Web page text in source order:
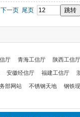
下一页 尾页
厅 青海工信厅 陕西工信厅
安徽经信厅 福建工信厅
部网站 不锈钢天地 钢铁